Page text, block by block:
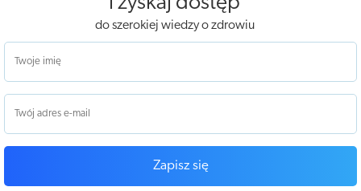
do szerokiej wiedzy o zdrowiu
Zapisz się